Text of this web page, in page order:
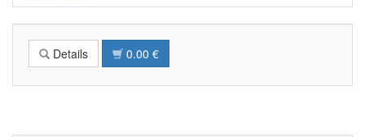
Details 0.00 €